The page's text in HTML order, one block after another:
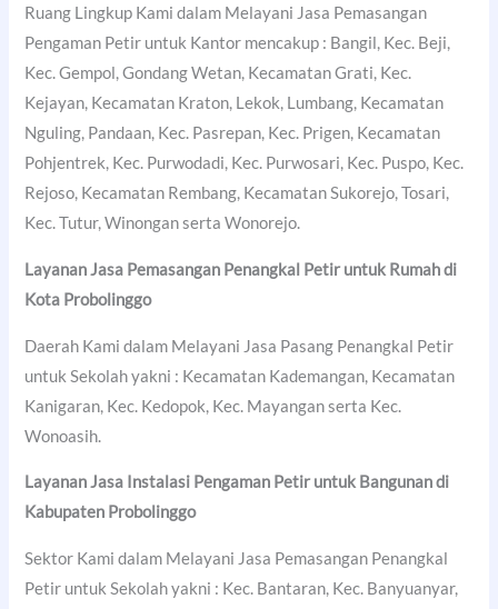
Ruang Lingkup Kami dalam Melayani Jasa Pemasangan
Pengaman Petir untuk Kantor mencakup : Bangil, Kec. Beji,
Kec. Gempol, Gondang Wetan, Kecamatan Grati, Kec.
Kejayan, Kecamatan Kraton, Lekok, Lumbang, Kecamatan
Nguling, Pandaan, Kec. Pasrepan, Kec. Prigen, Kecamatan
Pohjentrek, Kec. Purwodadi, Kec. Purwosari, Kec. Puspo, Kec.
Rejoso, Kecamatan Rembang, Kecamatan Sukorejo, Tosari,
Kec. Tutur, Winongan serta Wonorejo.
Layanan Jasa Pemasangan Penangkal Petir untuk Rumah di
Kota Probolinggo
Daerah Kami dalam Melayani Jasa Pasang Penangkal Petir
untuk Sekolah yakni : Kecamatan Kademangan, Kecamatan
Kanigaran, Kec. Kedopok, Kec. Mayangan serta Kec.
Wonoasih.
Layanan Jasa Instalasi Pengaman Petir untuk Bangunan di
Kabupaten Probolinggo
Sektor Kami dalam Melayani Jasa Pemasangan Penangkal
Petir untuk Sekolah yakni : Kec. Bantaran, Kec. Banyuanyar,